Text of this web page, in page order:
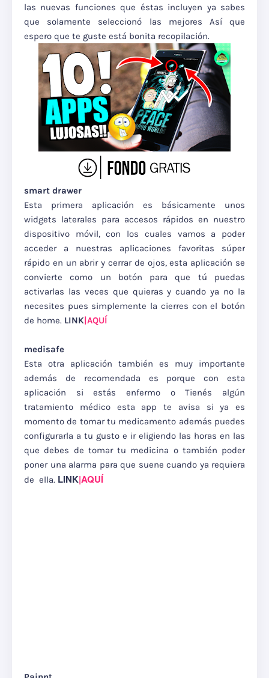
las nuevas funciones que éstas incluyen ya sabes
que solamente seleccionó las mejores Así que
espero que te guste está bonita recopilación.
smart drawer
Esta primera aplicación es básicamente unos
widgets laterales para accesos rápidos en nuestro
dispositivo móvil, con los cuales vamos a poder
acceder a nuestras aplicaciones favoritas súper
rápido en un abrir y cerrar de ojos, esta aplicación se
convierte como un botón para que tú puedas
activarlas las veces que quieras y cuando ya no la
necesites pues simplemente la cierres con el botón
de home. LINK|AQUÍ
medisafe
Esta otra aplicación también es muy importante
además de recomendada es porque con esta
aplicación si estás enfermo o Tienés algún
tratamiento médico esta app te avisa si ya es
momento de tomar tu medicamento además puedes
configurarla a tu gusto e ir eligiendo las horas en las
que debes de tomar tu medicina o también poder
poner una alarma para que suene cuando ya requiera
de ella. LINK|AQUÍ